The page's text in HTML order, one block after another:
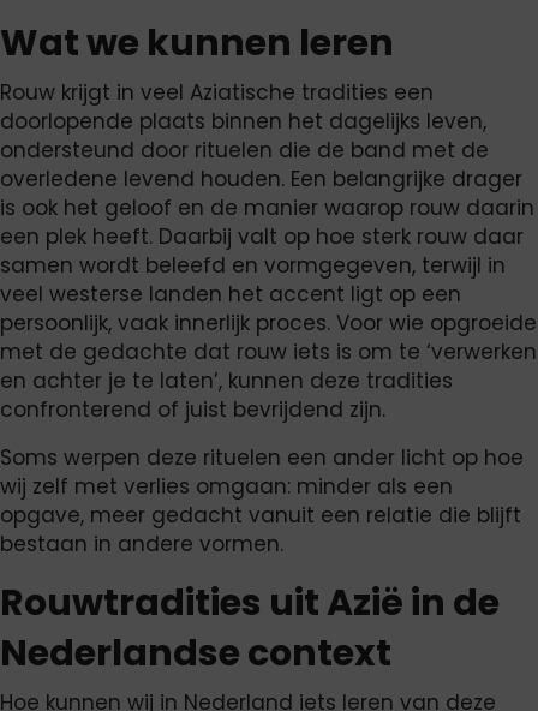
Wat we kunnen leren
Rouw krijgt in veel Aziatische tradities een
doorlopende plaats binnen het dagelijks leven,
ondersteund door rituelen die de band met de
overledene levend houden. Een belangrijke drager
is ook het geloof en de manier waarop rouw daarin
een plek heeft. Daarbij valt op hoe sterk rouw daar
samen wordt beleefd en vormgegeven, terwijl in
veel westerse landen het accent ligt op een
persoonlijk, vaak innerlijk proces. Voor wie opgroeide
met de gedachte dat rouw iets is om te ‘verwerken
en achter je te laten’, kunnen deze tradities
confronterend of juist bevrijdend zijn.
Soms werpen deze rituelen een ander licht op hoe
wij zelf met verlies omgaan: minder als een
opgave, meer gedacht vanuit een relatie die blijft
bestaan in andere vormen.
Rouwtradities uit Azië in de
Nederlandse context
Hoe kunnen wij in Nederland iets leren van deze